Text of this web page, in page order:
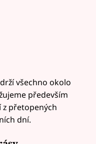
všechno okolo
především
přetopených
dní.